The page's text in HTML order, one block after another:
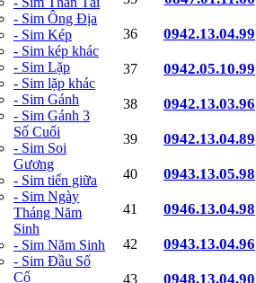
- Sim Ông Địa
- Sim Kép
- Sim kép khác
- Sim Lặp
- Sim lặp khác
- Sim Gánh
- Sim Gánh 3
Số Cuối
- Sim Soi
Gương
- Sim tiến giữa
- Sim Ngày
Tháng Năm
Sinh
- Sim Năm Sinh
- Sim Đầu Số
Cổ
36
0942.13.04.99
37
0942.05.10.99
38
0942.13.03.96
39
0942.13.04.89
40
0943.13.05.98
41
0946.13.04.98
42
0943.13.04.96
43
0948.13.04.90